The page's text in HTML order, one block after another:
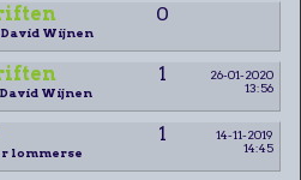
0
David Wijnen
1
26-01-2020
13:56
David Wijnen
1
14-11-2019
14:45
r lommerse